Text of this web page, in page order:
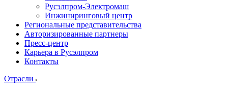
Русэлпром-Электромаш
Инжиниринговый центр
Региональные представительства
Авторизированные партнеры
Пресс-центр
Карьера в Русэлпром
Контакты
Отрасли